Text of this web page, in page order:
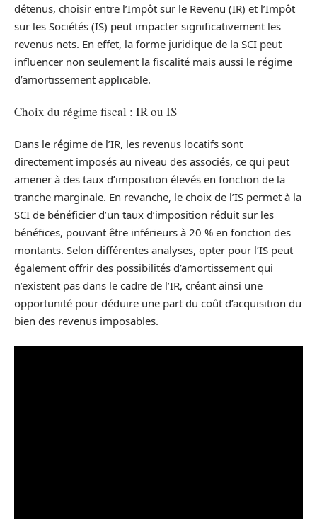
détenus, choisir entre l’Impôt sur le Revenu (IR) et l’Impôt
sur les Sociétés (IS) peut impacter significativement les
revenus nets. En effet, la forme juridique de la SCI peut
influencer non seulement la fiscalité mais aussi le régime
d’amortissement applicable.
Choix du régime fiscal : IR ou IS
Dans le régime de l’IR, les revenus locatifs sont
directement imposés au niveau des associés, ce qui peut
amener à des taux d’imposition élevés en fonction de la
tranche marginale. En revanche, le choix de l’IS permet à la
SCI de bénéficier d’un taux d’imposition réduit sur les
bénéfices, pouvant être inférieurs à 20 % en fonction des
montants. Selon différentes analyses, opter pour l’IS peut
également offrir des possibilités d’amortissement qui
n’existent pas dans le cadre de l’IR, créant ainsi une
opportunité pour déduire une part du coût d’acquisition du
bien des revenus imposables.